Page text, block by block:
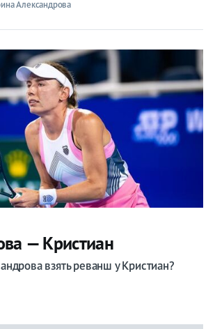
Александрова
— Кристиан
взять реванш у Кристиан?